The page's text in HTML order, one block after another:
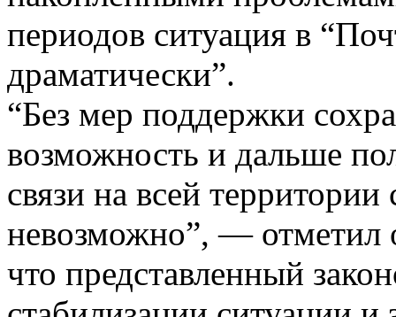
периодов ситуация в
драматически”.
“Без мер поддержки
возможность и дальше
связи на всей
невозможно”, — отметил
что представленный